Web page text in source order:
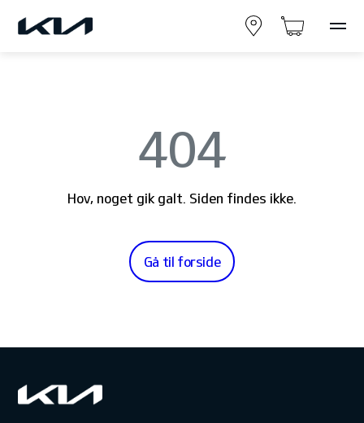
404
Hov, noget gik galt. Siden findes ikke.
Gå til forside